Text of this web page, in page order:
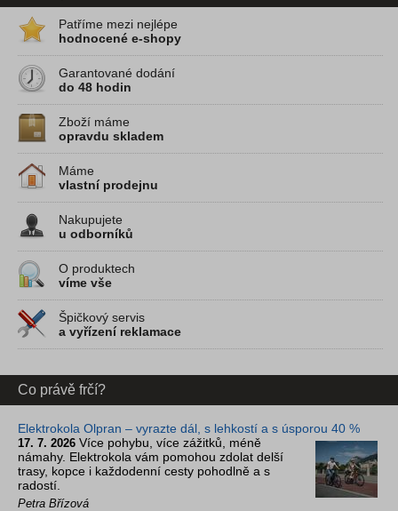
Patříme mezi nejlépe
hodnocené e-shopy
Garantované dodání
do 48 hodin
Zboží máme
opravdu skladem
Máme
vlastní prodejnu
Nakupujete
u odborníků
O produktech
víme vše
Špičkový servis
a vyřízení reklamace
Co právě frčí?
Elektrokola Olpran – vyrazte dál, s lehkostí a s úsporou 40 %
17. 7. 2026 Více pohybu, více zážitků, méně
námahy. Elektrokola vám pomohou zdolat delší
trasy, kopce i každodenní cesty pohodlně a s
radostí.
Petra Břízová